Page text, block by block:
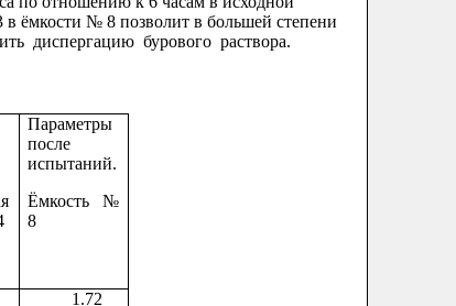
ёмкости № 8 позволит в большей степени
диспергацию бурового раствора.
Параметры
после
испытаний.
Ёмкость №
8
1.72